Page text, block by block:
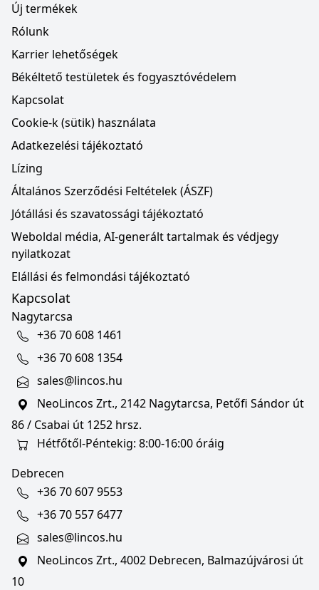
Új termékek
Rólunk
Karrier lehetőségek
Békéltető testületek és fogyasztóvédelem
Kapcsolat
Cookie-k (sütik) használata
Adatkezelési tájékoztató
Lízing
Általános Szerződési Feltételek (ÁSZF)
Jótállási és szavatossági tájékoztató
Weboldal média, AI-generált tartalmak és védjegy
nyilatkozat
Elállási és felmondási tájékoztató
Kapcsolat
Nagytarcsa
+36 70 608 1461
+36 70 608 1354
sales@lincos.hu
NeoLincos Zrt., 2142 Nagytarcsa, Petőfi Sándor út
86 / Csabai út 1252 hrsz.
Hétfőtől-Péntekig: 8:00-16:00 óráig
Debrecen
+36 70 607 9553
+36 70 557 6477
sales@lincos.hu
NeoLincos Zrt., 4002 Debrecen, Balmazújvárosi út
10